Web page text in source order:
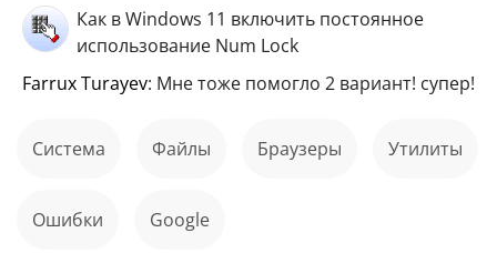
Как в Windows 11 включить постоянное
использование Num Lock
Farrux Turayev: Мне тоже помогло 2 вариант! супер!
Система файлы Браузеры Утилиты
ошибки Google